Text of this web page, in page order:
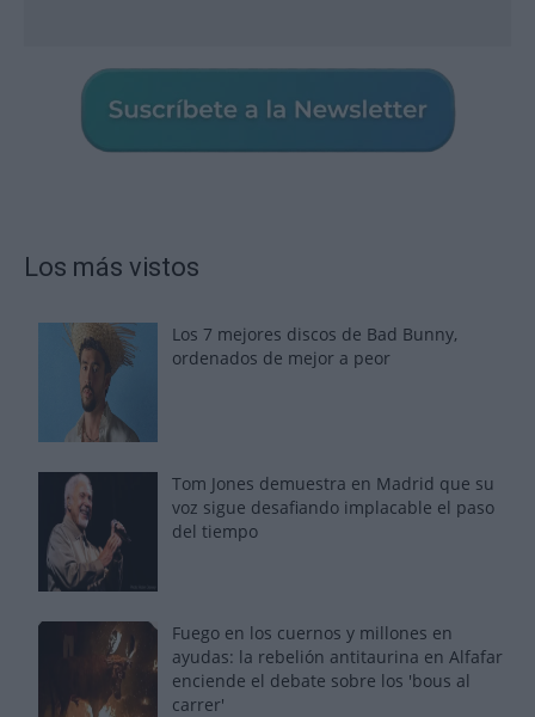
Los más vistos
Los 7 mejores discos de Bad Bunny,
ordenados de mejor a peor
Tom Jones demuestra en Madrid que su
voz sigue desafiando implacable el paso
del tiempo
Fuego en los cuernos y millones en
ayudas: la rebelión antitaurina en Alfafar
enciende el debate sobre los 'bous al
carrer'